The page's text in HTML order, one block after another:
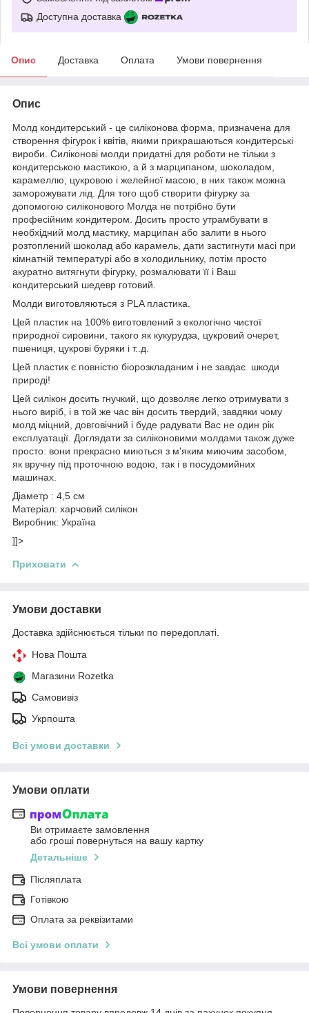
Доступна доставка
Опис Доставка Оплата Умови повернення
Опис
Молд кондитерський - це силіконова форма, призначена для
створення фігурок і квітів, якими прикрашаються кондитерські
вироби. Силіконові молди придатні для роботи не тільки з
кондитерською мастикою, а й з марципаном, шоколадом,
карамеллю, цукровою і желейної масою, в них також можна
заморожувати лід. Для того щоб створити фігурку за
допомогою силіконового Молда не потрібно бути
професійним кондитером. Досить просто утрамбувати в
необхідний молд мастику, марципан або залити в нього
розтоплений шоколад або карамель, дати застигнути масі при
кімнатній температурі або в холодильнику, потім просто
акуратно витягнути фігурку, розмалювати її і Ваш
кондитерський шедевр готовий.
Молди виготовляються з PLA пластика.
Цей пластик на 100% виготовлений з екологічно чистої
природної сировини, такого як кукурудза, цукровий очерет,
пшениця, цукрові буряки і т..д.
Цей пластик є повністю біорозкладаним і не завдає шкоди
природі!
Цей силікон досить гнучкий, що дозволяє легко отримувати з
нього виріб, і в той же час він досить твердий, завдяки чому
молд міцний, довговічний і буде радувати Вас не один рік
експлуатації. Доглядати за силіконовими молдами також дуже
просто: вони прекрасно миються з м'яким миючим засобом,
як вручну під проточною водою, так і в посудомийних
машинах.
Діаметр : 4,5 см
Матеріал: харчовий силікон
Виробник: Україна
]]>
Приховати
Умови доставки
Доставка здійснюється тільки по передоплаті.
Нова Пошта
Магазини Rozetka
Самовивіз
Укрпошта
Всі умови доставки
Умови оплати
Ви отримаєте замовлення
або гроші повернуться на вашу картку
Детальніше
Післяплата
Готівкою
Оплата за реквізитами
Всі умови оплати
Умови повернення